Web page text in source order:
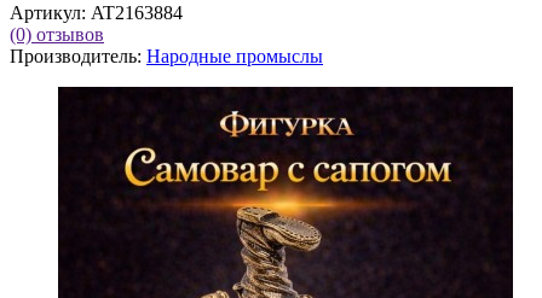
Артикул: AT2163884
(0) отзывов
Производитель: Народные промыслы